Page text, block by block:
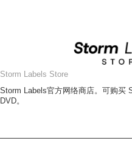
Storm Labels Store
Storm Labels官方网络商店。可购买
DVD。